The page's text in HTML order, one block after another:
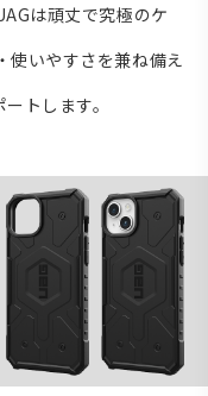
は頑丈で究極のケ
使いやすさを兼ね備え
トします。